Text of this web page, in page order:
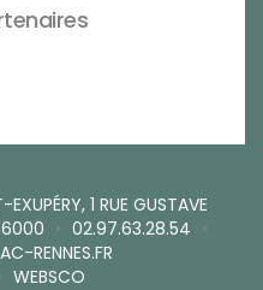
1 RUE GUSTAVE
• 02.97.63.28.54 •
RENNES.FR
WEBSCO